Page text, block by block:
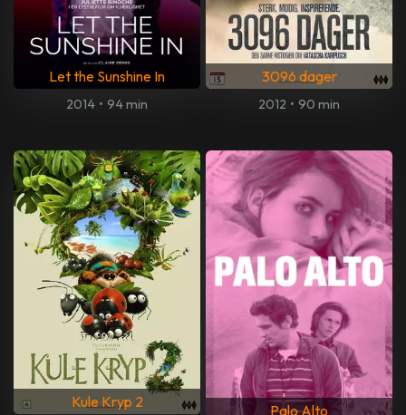
Let the Sunshine In
2014 • 94 min
3096 dager
2012 • 90 min
Kule Kryp 2 Palo Alto